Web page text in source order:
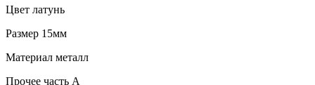
Цвет латунь
Размер 15мм
Материал металл
Прочее часть A